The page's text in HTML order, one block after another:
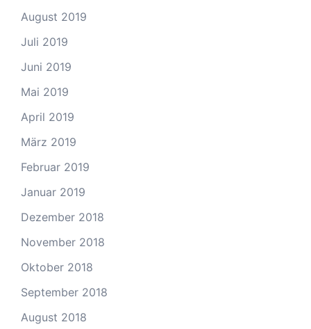
August 2019
Juli 2019
Juni 2019
Mai 2019
April 2019
März 2019
Februar 2019
Januar 2019
Dezember 2018
November 2018
Oktober 2018
September 2018
August 2018